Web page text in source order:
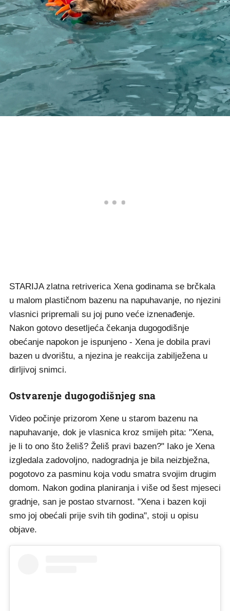
STARIJA zlatna retriverica Xena godinama se brčkala
u malom plastičnom bazenu na napuhavanje, no njezini
vlasnici pripremali su joj puno veće iznenađenje.
Nakon gotovo desetljeća čekanja dugogodišnje
obećanje napokon je ispunjeno - Xena je dobila pravi
bazen u dvorištu, a njezina je reakcija zabilježena u
dirljivoj snimci.
Ostvarenje dugogodišnjeg sna
Video počinje prizorom Xene u starom bazenu na
napuhavanje, dok je vlasnica kroz smijeh pita: "Xena,
je li to ono što želiš? Želiš pravi bazen?" Iako je Xena
izgledala zadovoljno, nadogradnja je bila neizbježna,
pogotovo za pasminu koja vodu smatra svojim drugim
domom. Nakon godina planiranja i više od šest mjeseci
gradnje, san je postao stvarnost. "Xena i bazen koji
smo joj obećali prije svih tih godina", stoji u opisu
objave.